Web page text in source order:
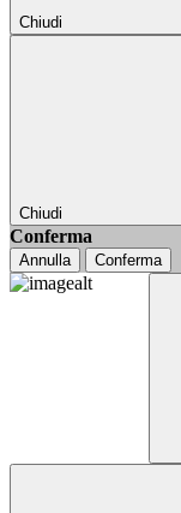
Chiudi
Chiudi
Conferma
Annulla Conferma